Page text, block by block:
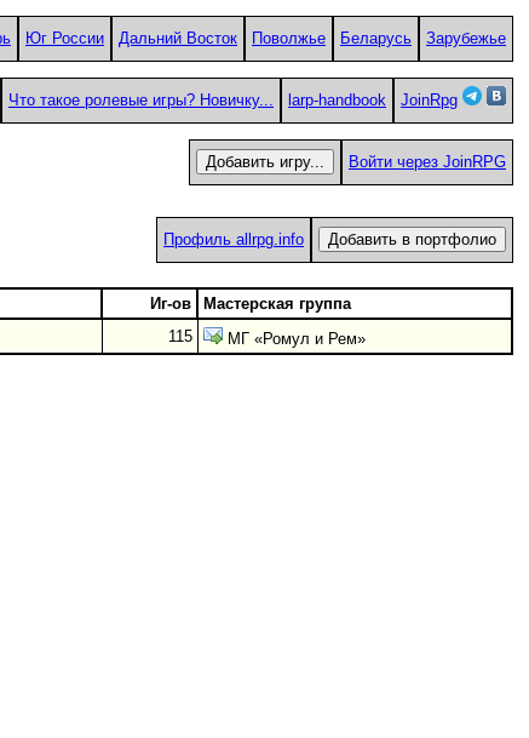
Юг России Дальний Восток Поволжье Беларусь Зарубежье
Что такое ролевые игры? Новичку... larp-handbook JoinRpg
Войти через JoinRPG
Профиль allrpg.info
Иг-ов Мастерская группа
115 МГ «Ромул и Рем»